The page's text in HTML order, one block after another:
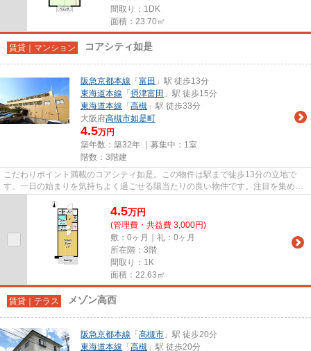
間取り：1DK
面積：23.70㎡
賃貸｜マンション コアシティ如是
阪急京都本線 「 富田 」駅 徒歩13分
東海道本線 「 摂津富田 」駅 徒歩15分
東海道本線 「 高槻 」駅 徒歩33分
大阪府高槻市如是町
4.5万円
築年数：築32年 ｜募集中： 1室
階数：3階建
こだわりポイント満載のコアシティ如是。この物件は駅まで徒歩13分の立地で
す。一日の始まりを気持ちよく過ごせる陽当たりの良い物件です。注目を集めて
4.5万円
(管理費・共益費 3,000円)
敷：0ヶ月｜礼：0ヶ月
所在階：3階
間取り：1K
面積：22.63㎡
賃貸｜テラス メゾン高西
阪急京都本線 「 高槻市 」駅 徒歩20分
東海道本線 「 高槻 」駅 徒歩20分